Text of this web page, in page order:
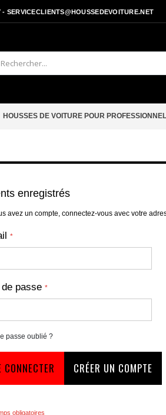
SERVICECLIENTS@HOUSSEDEVOITURE.NET
HOUSSES DE VOITURE POUR
enregistrés
avez un compte, connectez-vous avec votre
passe
passe oublié ?
CONNECTER CRÉER UN COMPTE